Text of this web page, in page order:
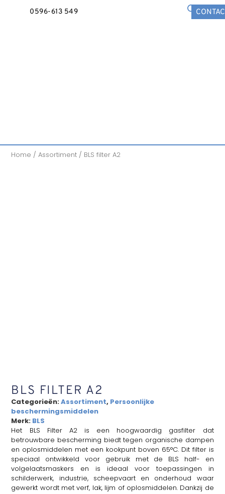
0596-613 549
Home /Assortiment / BLS filter A2
BLS FILTER A2
Categorieën:Assortiment, Persoonlijke
beschermingsmiddelen
Merk: BLS
Het BLS Filter A2 is een hoogwaardig gasfilter dat
betrouwbare bescherming biedt tegen organische dampen
en oplosmiddelen met een kookpunt boven 65°C. Dit filter is
speciaal ontwikkeld voor gebruik met de BLS half- en
volgelaatsmaskers en is ideaal voor toepassingen in
schilderwerk, industrie, scheepvaart en onderhoud waar
gewerkt wordt met verf, lak, lijm of oplosmiddelen. Dankzij de